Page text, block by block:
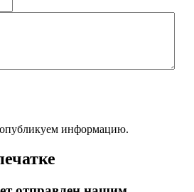
информацию.